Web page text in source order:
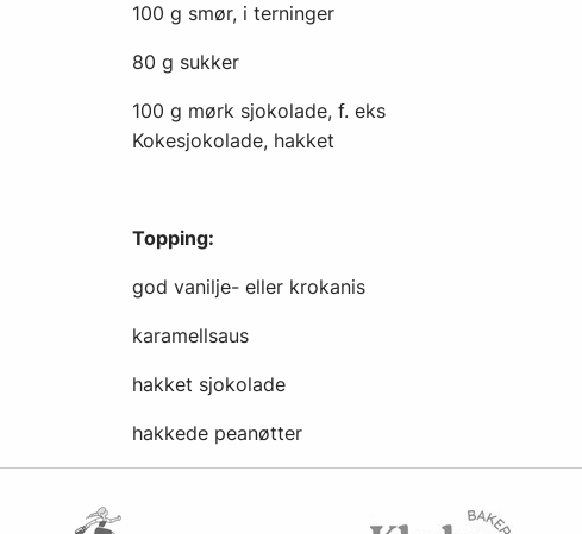
100 g smør, i terninger
80 g sukker
100 g mørk sjokolade, f. eks
Kokesjokolade, hakket
Topping:
god vanilje- eller krokanis
karamellsaus
hakket sjokolade
hakkede peanøtter